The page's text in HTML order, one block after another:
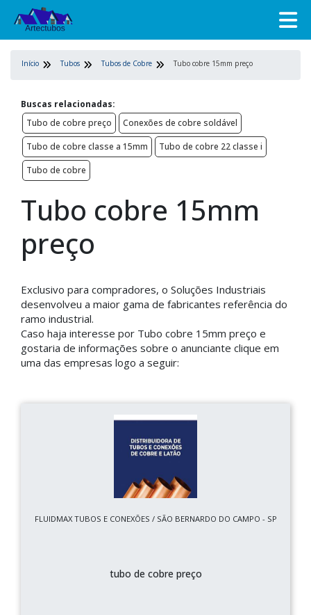
Início Tubos Tubos de Cobre Tubo cobre 15mm preço
Buscas relacionadas:
Tubo de cobre preço
Conexões de cobre soldável
Tubo de cobre classe a 15mm
Tubo de cobre 22 classe i
Tubo de cobre
Tubo cobre 15mm
preço
Exclusivo para compradores, o Soluções Industriais
desenvolveu a maior gama de fabricantes referência do
ramo industrial.
Caso haja interesse por Tubo cobre 15mm preço e
gostaria de informações sobre o anunciante clique em
uma das empresas logo a seguir:
FLUIDMAX TUBOS E CONEXÕES / SÃO BERNARDO DO CAMPO - SP
tubo de cobre preço